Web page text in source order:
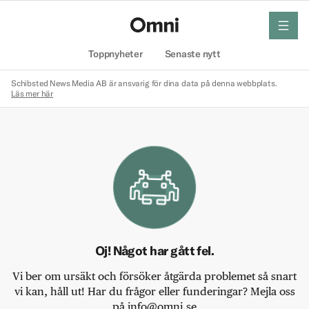
Toppnyheter Senaste nytt
meny
Schibsted News Media AB är ansvarig för dina data på denna webbplats.
Läs mer här
Oj! Något har gått fel.
Vi ber om ursäkt och försöker åtgärda problemet så snart
vi kan, håll ut! Har du frågor eller funderingar? Mejla oss